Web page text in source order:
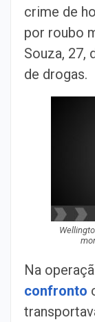
crime de
por roubo
Souza, 27,
de drogas.
Na
confronto